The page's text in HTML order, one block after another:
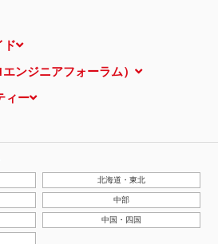
ド
ンジニアフォーラム）
ィー
北海道・東北
中部
中国・四国